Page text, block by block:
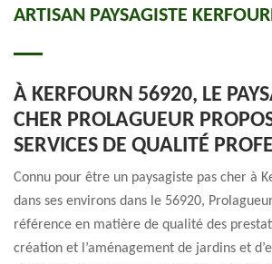
ARTISAN PAYSAGISTE
À KERFOURN 56920, LE
CHER PROLAGUEUR
SERVICES DE QUALITÉ
Connu pour être un paysagiste pas cher à
dans ses environs dans le 56920,
référence en matière de qualité des
création et l’aménagement de jardins et